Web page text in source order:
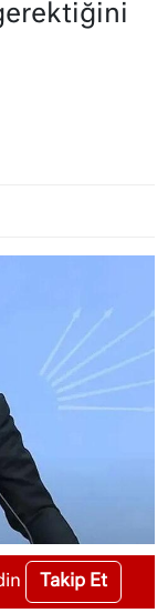
Takip Et